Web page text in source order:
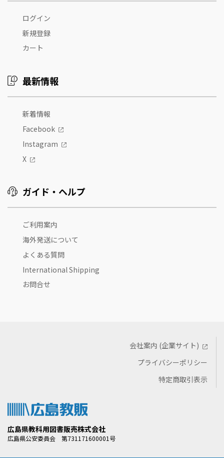
ログイン
新規登録
カート
最新情報
新着情報
Facebook
Instagram
X
ガイド・ヘルプ
ご利用案内
海外発送について
よくある質問
International Shipping
お問合せ
広島県教科用図書販売株式会社
広島県公安委員会 第731171600001号
会社案内 (企業サイト)
プライバシーポリシー
特定商取引表示